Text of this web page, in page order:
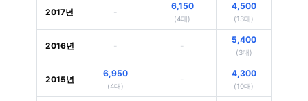
2017년 -
6,150
(4대)
4,500
(13대)
2016년 - -
5,400
(3대)
2015년
6,950
(4대)
-
4,300
(10대)